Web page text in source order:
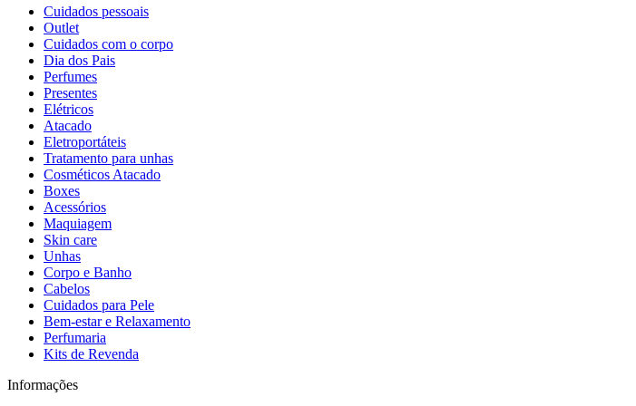
Cuidados pessoais
Outlet
Cuidados com o corpo
Dia dos Pais
Perfumes
Presentes
Elétricos
Atacado
Eletroportáteis
Tratamento para unhas
Cosméticos Atacado
Boxes
Acessórios
Maquiagem
Skin care
Unhas
Corpo e Banho
Cabelos
Cuidados para Pele
Bem-estar e Relaxamento
Perfumaria
Kits de Revenda
Informações